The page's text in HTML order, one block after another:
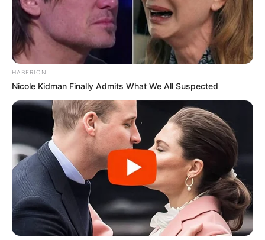
HABERION
Nicole Kidman Finally Admits What We All Suspected